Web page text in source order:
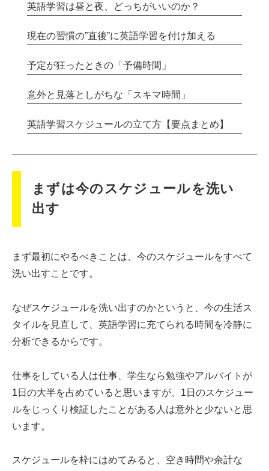
英語学習は昼と夜、どっちがいいのか？
現在の習慣の”直後”に英語学習を付け加える
予定が狂ったときの「予備時間」
意外と見落としがちな「スキマ時間」
英語学習スケジュールの立て方【要点まとめ】
まずは今のスケジュールを洗い
出す
まず最初にやるべきことは、今のスケジュールをすべて
洗い出すことです。
なぜスケジュールを洗い出すのかというと、今の生活ス
タイルを見直して、英語学習に充てられる時間を冷静に
分析できるからです。
仕事をしている人は仕事、学生なら勉強やアルバイトが
1日の大半を占めていると思いますが、1日のスケジュー
ルをじっくり検証したことがある人は意外と少ないと思
います。
スケジュールを枠にはめてみると、空き時間や余計な